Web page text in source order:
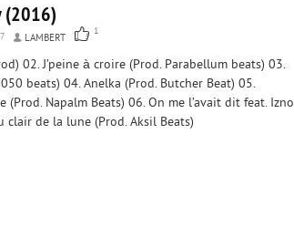
(2016)
LAMBERT
1
02. J’peine à croire (Prod. Parabellum beats) 03.
beats) 04. Anelka (Prod. Butcher Beat) 05.
(Prod. Napalm Beats) 06. On me l’avait dit feat. Izno
clair de la lune (Prod. Aksil Beats)